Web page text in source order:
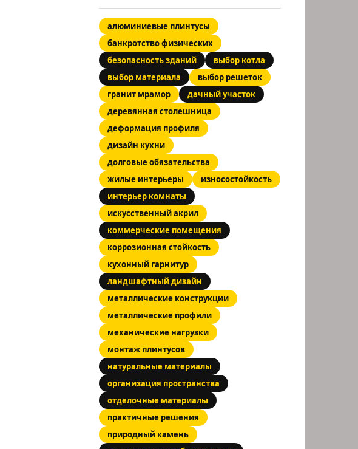
алюминиевые плинтусы
банкротство физических
безопасность зданий
выбор котла
выбор материала
выбор решеток
гранит мрамор
дачный участок
деревянная столешница
деформация профиля
дизайн кухни
долговые обязательства
жилые интерьеры
износостойкость
интерьер комнаты
искусственный акрил
коммерческие помещения
коррозионная стойкость
кухонный гарнитур
ландшафтный дизайн
металлические конструкции
металлические профили
механические нагрузки
монтаж плинтусов
натуральные материалы
организация пространства
отделочные материалы
практичные решения
природный камень